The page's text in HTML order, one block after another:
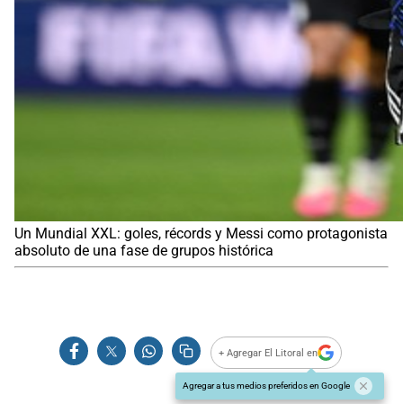
Un Mundial XXL: goles, récords y Messi como protagonista
absoluto de una fase de grupos histórica
+ Agregar El Litoral en
Agregar a tus medios preferidos en Google